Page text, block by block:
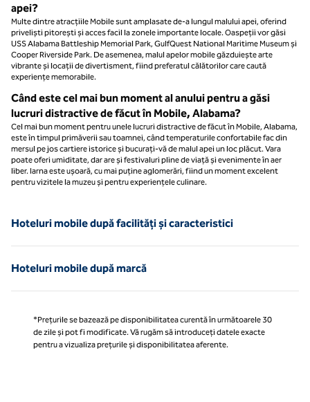
apei?
Multe dintre atracțiile Mobile sunt amplasate de-a lungul malului apei, oferind
priveliști pitorești și acces facil la zonele importante locale. Oaspeții vor găsi
USS Alabama Battleship Memorial Park, GulfQuest National Maritime Museum și
Cooper Riverside Park. De asemenea, malul apelor mobile găzduiește arte
vibrante și locații de divertisment, fiind preferatul călătorilor care caută
experiențe memorabile.
Când este cel mai bun moment al anului pentru a găsi
lucruri distractive de făcut în Mobile, Alabama?
Cel mai bun moment pentru unele lucruri distractive de făcut în Mobile, Alabama,
este în timpul primăverii sau toamnei, când temperaturile confortabile fac din
mersul pe jos cartiere istorice și bucurați-vă de malul apei un loc plăcut. Vara
poate oferi umiditate, dar are și festivaluri pline de viață și evenimente în aer
liber. Iarna este ușoară, cu mai puține aglomerări, fiind un moment excelent
pentru vizitele la muzeu și pentru experiențele culinare.
Hoteluri mobile după facilități și caracteristici
Hoteluri mobile după marcă
*Prețurile se bazează pe disponibilitatea curentă în următoarele 30
de zile și pot fi modificate. Vă rugăm să introduceți datele exacte
pentru a vizualiza prețurile și disponibilitatea aferente.